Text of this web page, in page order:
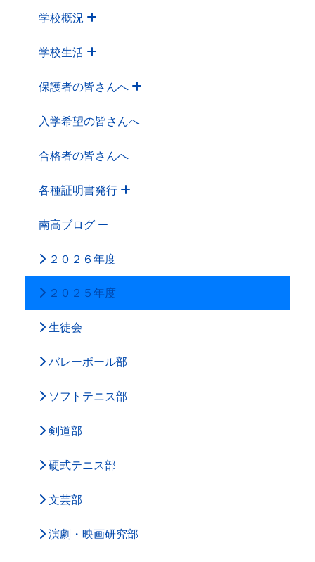
学校概況
学校生活
保護者の皆さんへ
入学希望の皆さんへ
合格者の皆さんへ
各種証明書発行
南高ブログ
２０２６年度
２０２５年度
生徒会
バレーボール部
ソフトテニス部
剣道部
硬式テニス部
文芸部
演劇・映画研究部